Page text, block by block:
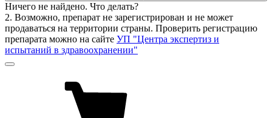
Ничего не найдено. Что делать?
2. Возможно, препарат не зарегистрирован и не может
продаваться на территории страны. Проверить регистрацию
препарата можно на сайте УП "Центра экспертиз и
испытаний в здравоохранении"